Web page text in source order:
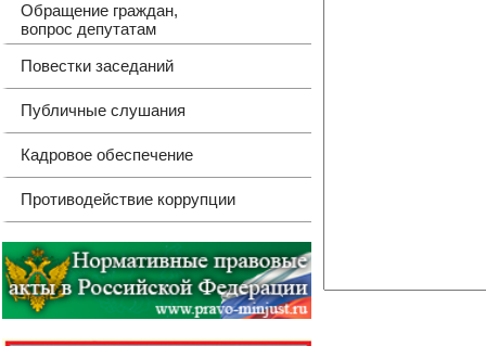
Обращение граждан,
вопрос депутатам
Повестки заседаний
Публичные слушания
Кадровое обеспечение
Противодействие коррупции